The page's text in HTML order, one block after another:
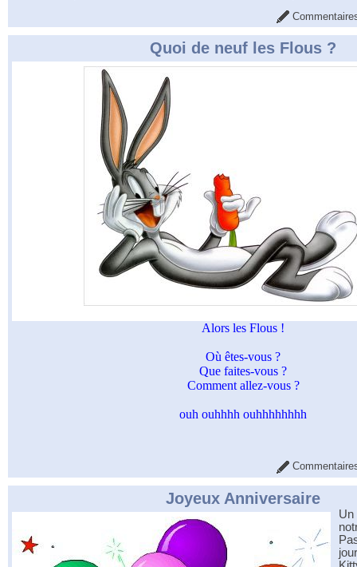
Quoi de neuf les Flous ?
Alors les Flous !
Où êtes-vous ?
Que faites-vous ?
Comment allez-vous ?
ouh ouhhhh ouhhhhhhhh
Joyeux Anniversaire
Un